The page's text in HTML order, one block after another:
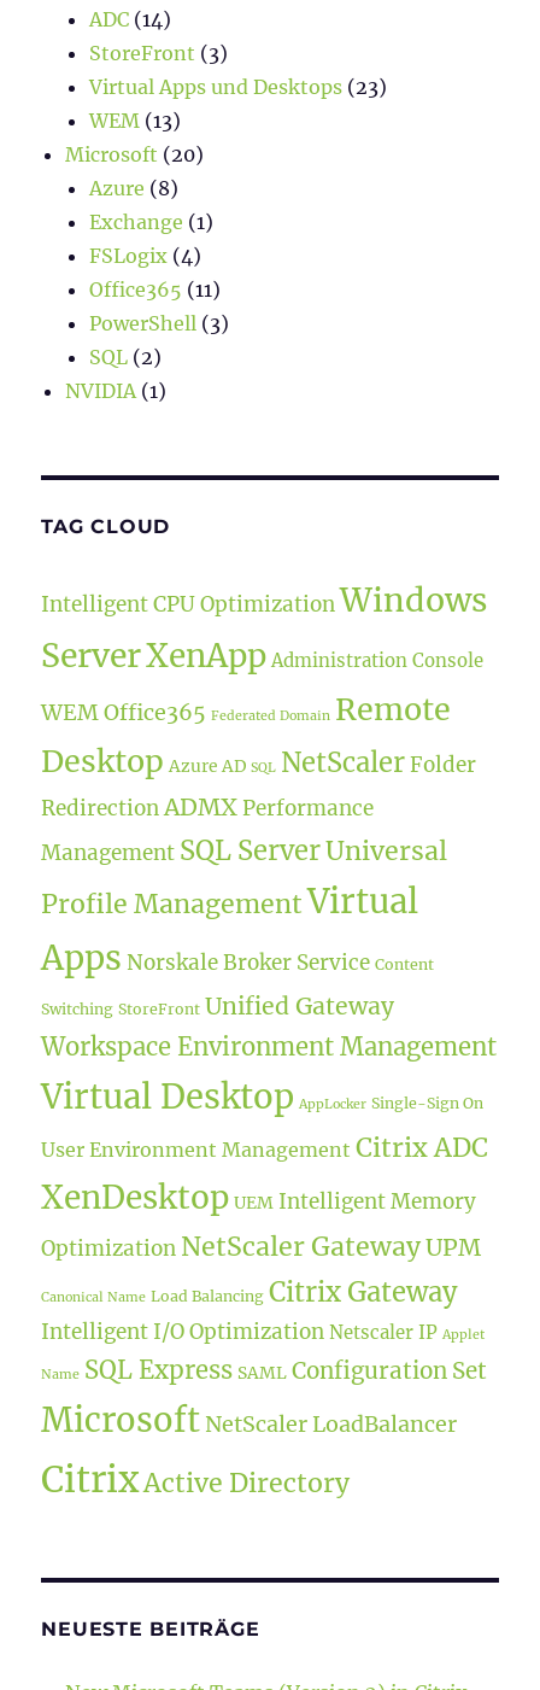
ADC (14)
StoreFront (3)
Virtual Apps und Desktops (23)
WEM (13)
Microsoft (20)
Azure (8)
Exchange (1)
FSLogix (4)
Office365 (11)
PowerShell (3)
SQL (2)
NVIDIA(1)
TAG CLOUD
Intelligent CPU Optimization Windows
ServerXenApp Administration Console
WEMOffice365 Federated Domain Remote
Desktop Azure AD SQL NetScaler Folder
Redirection ADMX Performance
Management SQL ServerUniversal
Profile Management Virtual
Apps Norskale Broker Service Content
Switching StoreFront Unified Gateway
Workspace Environment Management
Virtual Desktop AppLocker Single-Sign On
User Environment Management Citrix ADC
XenDesktop UEM Intelligent Memory
Optimization NetScaler GatewayUPM
Canonical Name Load Balancing Citrix Gateway
Intelligent I/O Optimization Netscaler IP Applet
Name SQL Express SAML Configuration Set
Microsoft NetScaler LoadBalancer
CitrixActive Directory
NEUESTE BEITRÄGE